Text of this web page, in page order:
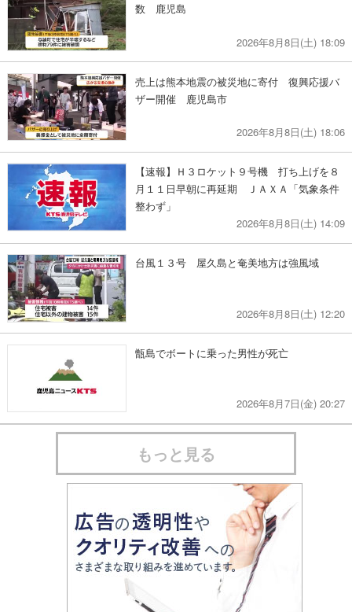
数 鹿児島
2026年8月8日(土) 18:09
売上は熊本地震の被災地に寄付 復興応援バ
ザー開催 鹿児島市
2026年8月8日(土) 18:06
【速報】Ｈ３ロケット９号機 打ち上げを８
月１１日早朝に再延期 ＪＡＸＡ「気象条件
整わず」
2026年8月8日(土) 14:09
台風１３号 屋久島と奄美地方は強風域
2026年8月8日(土) 12:20
甑島でボートに乗った男性が死亡
2026年8月7日(金) 20:27
もっと見る